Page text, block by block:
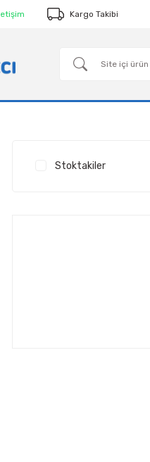
Kargo Takibi
Stoktakiler